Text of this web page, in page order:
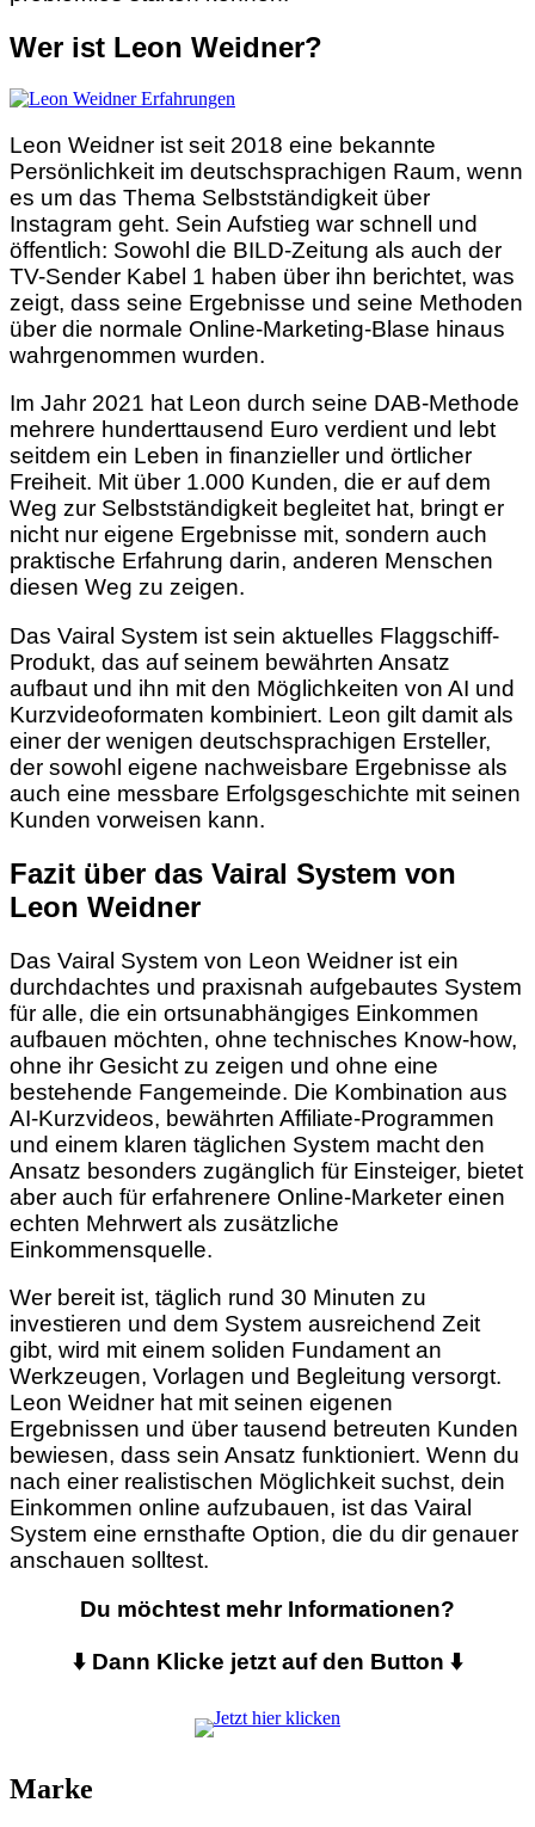
Wer ist Leon Weidner?
Leon Weidner ist seit 2018 eine bekannte
Persönlichkeit im deutschsprachigen Raum, wenn
es um das Thema Selbstständigkeit über
Instagram geht. Sein Aufstieg war schnell und
öffentlich: Sowohl die BILD-Zeitung als auch der
TV-Sender Kabel 1 haben über ihn berichtet, was
zeigt, dass seine Ergebnisse und seine Methoden
über die normale Online-Marketing-Blase hinaus
wahrgenommen wurden.
Im Jahr 2021 hat Leon durch seine DAB-Methode
mehrere hunderttausend Euro verdient und lebt
seitdem ein Leben in finanzieller und örtlicher
Freiheit. Mit über 1.000 Kunden, die er auf dem
Weg zur Selbstständigkeit begleitet hat, bringt er
nicht nur eigene Ergebnisse mit, sondern auch
praktische Erfahrung darin, anderen Menschen
diesen Weg zu zeigen.
Das Vairal System ist sein aktuelles Flaggschiff-
Produkt, das auf seinem bewährten Ansatz
aufbaut und ihn mit den Möglichkeiten von AI und
Kurzvideoformaten kombiniert. Leon gilt damit als
einer der wenigen deutschsprachigen Ersteller,
der sowohl eigene nachweisbare Ergebnisse als
auch eine messbare Erfolgsgeschichte mit seinen
Kunden vorweisen kann.
Fazit über das Vairal System von
Leon Weidner
Das Vairal System von Leon Weidner ist ein
durchdachtes und praxisnah aufgebautes System
für alle, die ein ortsunabhängiges Einkommen
aufbauen möchten, ohne technisches Know-how,
ohne ihr Gesicht zu zeigen und ohne eine
bestehende Fangemeinde. Die Kombination aus
AI-Kurzvideos, bewährten Affiliate-Programmen
und einem klaren täglichen System macht den
Ansatz besonders zugänglich für Einsteiger, bietet
aber auch für erfahrenere Online-Marketer einen
echten Mehrwert als zusätzliche
Einkommensquelle.
Wer bereit ist, täglich rund 30 Minuten zu
investieren und dem System ausreichend Zeit
gibt, wird mit einem soliden Fundament an
Werkzeugen, Vorlagen und Begleitung versorgt.
Leon Weidner hat mit seinen eigenen
Ergebnissen und über tausend betreuten Kunden
bewiesen, dass sein Ansatz funktioniert. Wenn du
nach einer realistischen Möglichkeit suchst, dein
Einkommen online aufzubauen, ist das Vairal
System eine ernsthafte Option, die du dir genauer
anschauen solltest.
Du möchtest mehr Informationen?
⬇️ Dann Klicke jetzt auf den Button ⬇️
Marke